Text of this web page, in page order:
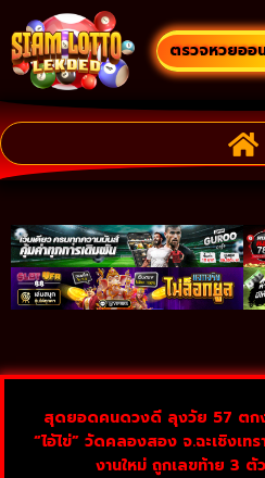
ตรวจหวยออ
สุดยอดคนดวงดี ลุงวัย 57 ตกง
“ไอ้ไข่” วัดคลองสอง จ.ฉะเชิงเท
งานใหม่ ถูกเลขท้าย 3